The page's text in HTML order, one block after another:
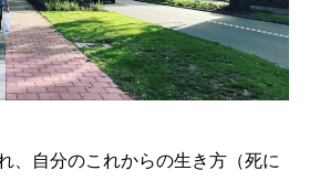
、自分のこれからの生き方（死に